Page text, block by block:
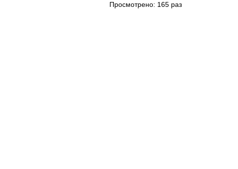
Просмотрено: 165 раз